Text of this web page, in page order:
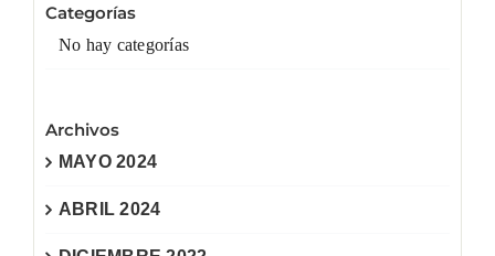
Categorías
No hay categorías
Archivos
MAYO 2024
ABRIL 2024